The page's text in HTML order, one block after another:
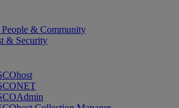
& Community
& Security